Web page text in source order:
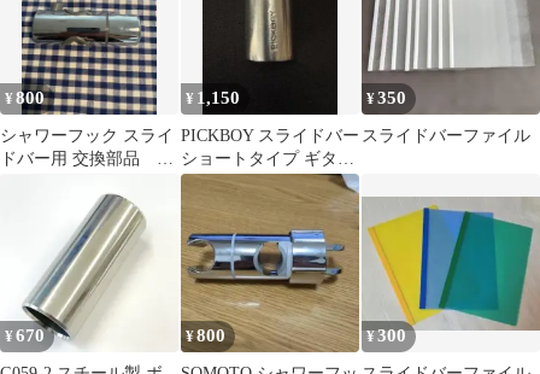
ャワーヘッドホルダー
シャワー フック 交換
¥800
シャワーフック スライ
ドバー用 交換部品
¥ 1,150
PICKBOY スライドバー
ショートタイプ ギター
用【美品】
¥350
スライドバーファイル
¥670 ¥800 ¥300